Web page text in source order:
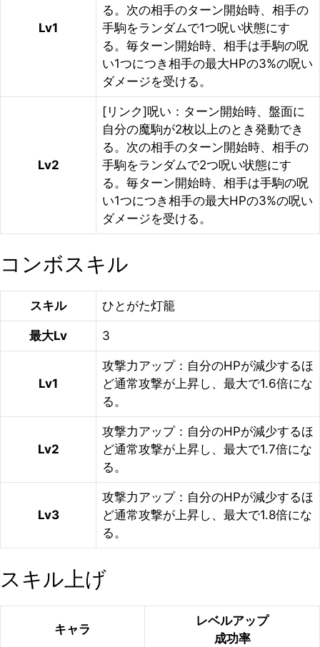
Lv1
る。次の相手のターン開始時、相手の
手駒をランダムで1つ呪い状態にす
る。毎ターン開始時、相手は手駒の呪
い1つにつき相手の最大HPの3%の呪い
ダメージを受ける。
Lv2
[リンク]呪い：ターン開始時、盤面に
自分の魔駒が2枚以上のとき発動でき
る。次の相手のターン開始時、相手の
手駒をランダムで2つ呪い状態にす
る。毎ターン開始時、相手は手駒の呪
い1つにつき相手の最大HPの3%の呪い
ダメージを受ける。
コンボスキル
スキル ひとがた灯籠
最大Lv 3
Lv1
攻撃力アップ：自分のHPが減少するほ
ど通常攻撃が上昇し、最大で1.6倍にな
る。
Lv2
攻撃力アップ：自分のHPが減少するほ
ど通常攻撃が上昇し、最大で1.7倍にな
る。
Lv3
攻撃力アップ：自分のHPが減少するほ
ど通常攻撃が上昇し、最大で1.8倍にな
る。
スキル上げ
キャラ
レベルアップ
成功率